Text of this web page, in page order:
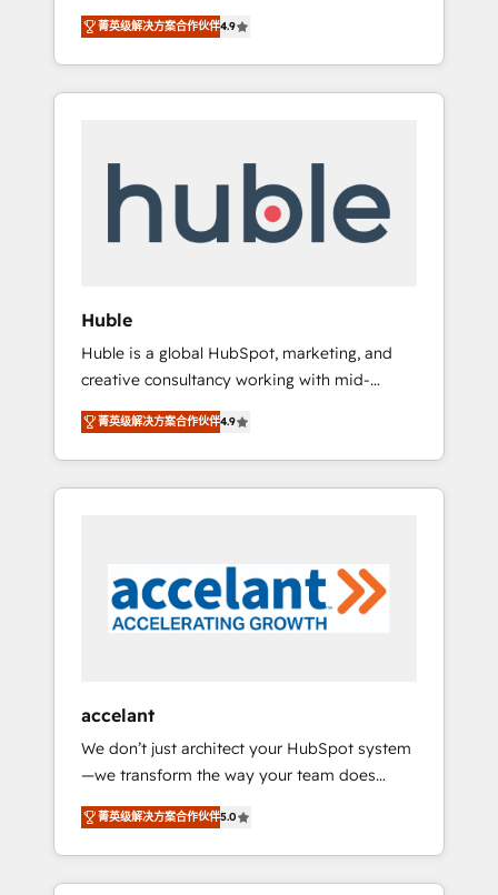
growth driven team of 100+ experts is ready
for you! Driving digital growth |
www.brightdigital.com
HubSpot since 2014 Simple pay-as-you-go
plans that accelerate value... 1️⃣ Set Up |
Onboarding New or Check-fixing existing
HubSpot portals 2️⃣ Scale Up | 100% HubSpot
API Integration project... ⬅️ Click "Contact
Business" ⬅️ to access 150+ Kickstart
Paypal 💰 Sage or Netsuite 🤖 Google or
Microsoft ✍️ DocuSign or PandaDoc 🌐
Avalara or Quaderno HubSnacks holds the
rare Advanced "Custom Integrations"
Accreditation, securely sync data across... 🔄
any apps, in any direction. Stuck on your old
CRM..? Migrate | seamlessly off your old CRM
our in-house "HubScrub" Tool.
菁英级解决方案合作伙伴4.9
Huble
Huble is a global HubSpot, marketing, and
creative consultancy working with mid-
market and enterprise businesses. We go
beyond implementation, shaping the
strategy, processes, and teams that turn
HubSpot into a genuine growth engine.
5 partners worldwide, and with over 15 years
in the ecosystem, Huble has built a track
record that speaks for itself. One company,
Singapore, and South Africa. Certified
compliant with ISO/IEC 27001:2022 and ISO
9001:2015 across all seven international
offices and 175+ employees.
菁英级解决方案合作伙伴4.9
accelant
We don’t just architect your HubSpot system
—we transform the way your team does
business. As an Elite HubSpot Solutions
Partner, we specialize in creating tailored,
end-to-end CRM solutions that accelerate
growth, improve operational efficiency, and
菁英级解决方案合作伙伴5.0